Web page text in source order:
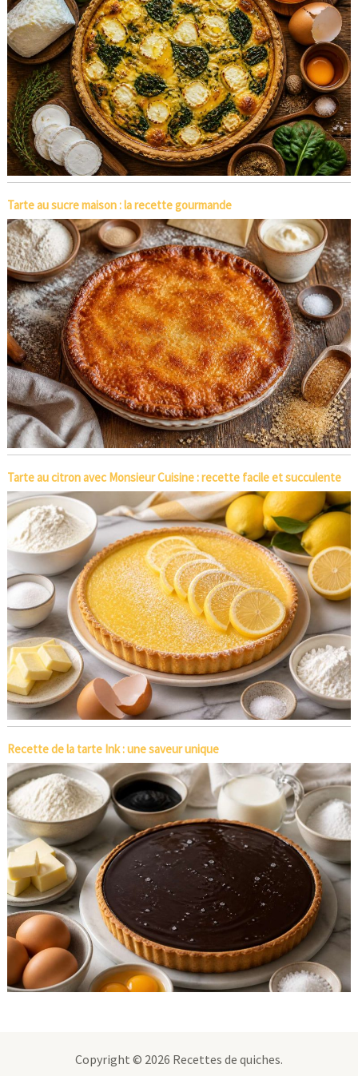
Tarte au sucre maison : la recette gourmande
Tarte au citron avec Monsieur Cuisine : recette facile et succulente
Recette de la tarte Ink : une saveur unique
Copyright © 2026 Recettes de quiches.